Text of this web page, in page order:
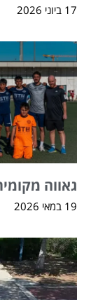
17 ביוני 2026
גאווה
19 במאי 2026